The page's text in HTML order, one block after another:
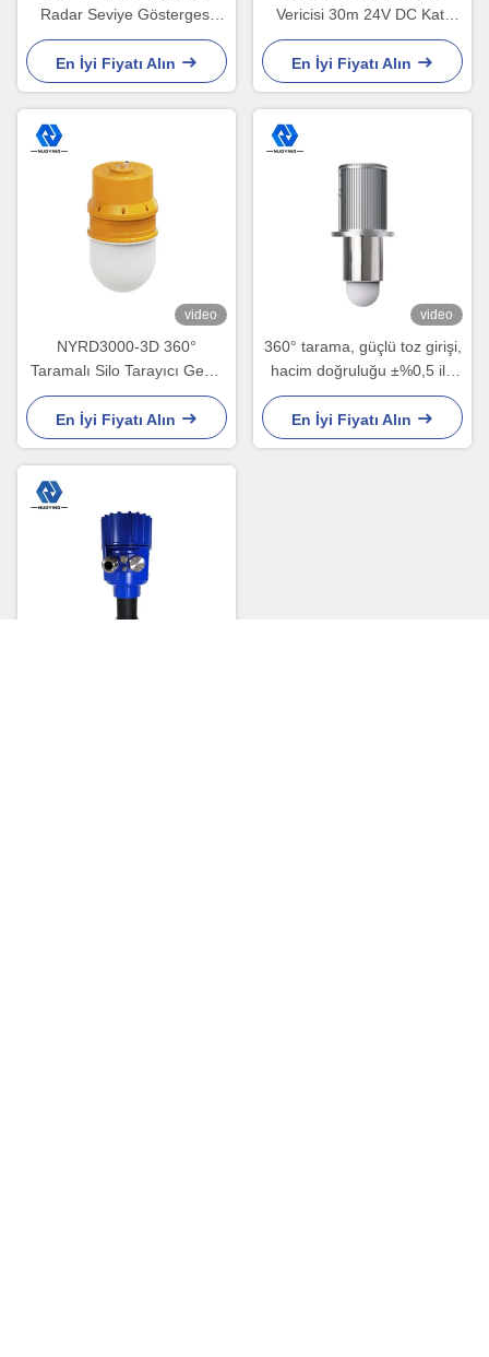
Radar Seviye Göstergesi
Özel Flanş Boyutu
En İyi Fiyatı Alın
Vericisi 30m 24V DC Katı
Madde İzleme
En İyi Fiyatı Alın
video
NYRD3000-3D 360°
Taramalı Silo Tarayıcı Geniş
sıcaklık aralığı - 40°C ila
85°C
En İyi Fiyatı Alın
video
360° tarama, güçlü toz girişi,
hacim doğruluğu ±%0,5 ile
NYRD3000-3D
En İyi Fiyatı Alın